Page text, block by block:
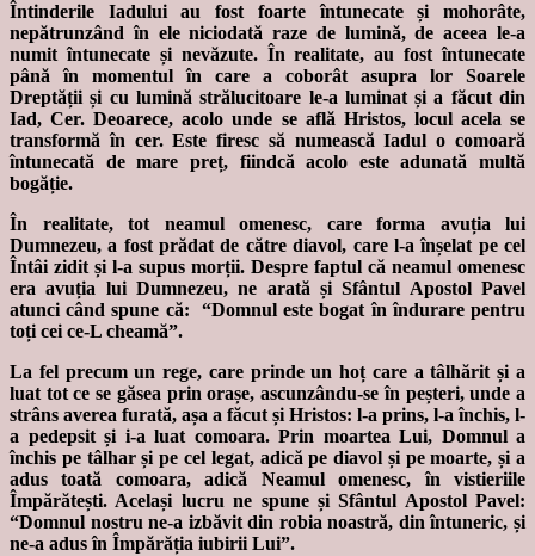
Întinderile Iadului au fost foarte întunecate și mohorâte,
nepătrunzând în ele niciodată raze de lumină, de aceea le-a
numit întunecate și nevăzute. În realitate, au fost întunecate
până în momentul în care a coborât asupra lor Soarele
Dreptății și cu lumină strălucitoare le-a luminat și a făcut din
Iad, Cer. Deoarece, acolo unde se află Hristos, locul acela se
transformă în cer. Este firesc să numească Iadul o comoară
întunecată de mare preț, fiindcă acolo este adunată multă
bogăție.
În realitate, tot neamul omenesc, care forma avuția lui
Dumnezeu, a fost prădat de către diavol, care l-a înșelat pe cel
Întâi zidit și l-a supus morții. Despre faptul că neamul omenesc
era avuția lui Dumnezeu, ne arată și Sfântul Apostol Pavel
atunci când spune că: “Domnul este bogat în îndurare pentru
toți cei ce-L cheamă”.
La fel precum un rege, care prinde un hoț care a tâlhărit și a
luat tot ce se găsea prin orașe, ascunzându-se în peșteri, unde a
strâns averea furată, așa a făcut și Hristos: l-a prins, l-a închis, l-
a pedepsit și i-a luat comoara. Prin moartea Lui, Domnul a
închis pe tâlhar și pe cel legat, adică pe diavol și pe moarte, și a
adus toată comoara, adică Neamul omenesc, în vistieriile
Împărătești. Același lucru ne spune și Sfântul Apostol Pavel:
“Domnul nostru ne-a izbăvit din robia noastră, din întuneric, și
ne-a adus în Împărăția iubirii Lui”.